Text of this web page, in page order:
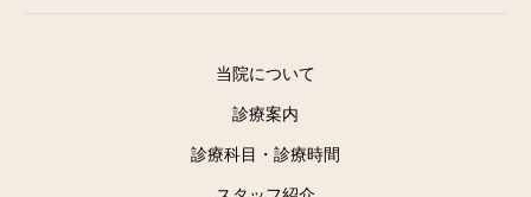
当院について
診療案内
診療科目・診療時間